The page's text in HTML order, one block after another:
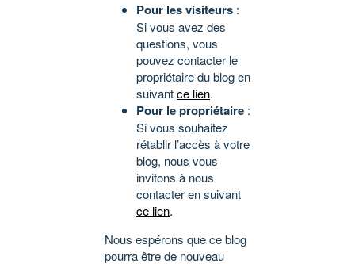
Pour les visiteurs :
Si vous avez des
questions, vous
pouvez contacter le
propriétaire du blog en
suivantce lien.
Pour le propriétaire :
Si vous souhaitez
rétablir l’accès à votre
blog, nous vous
invitons à nous
contacter en suivant
ce lien.
Nous espérons que ce blog
pourra être de nouveau